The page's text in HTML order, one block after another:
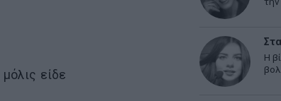
μόλις είδε
Η